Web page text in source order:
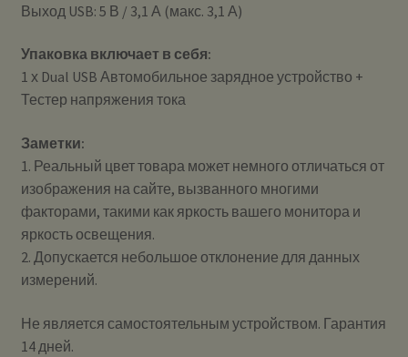
Выход USB: 5 В / 3,1 А (макс. 3,1 А)
Упаковка включает в себя:
1 х Dual USB Автомобильное зарядное устройство +
Тестер напряжения тока
Заметки:
1. Реальный цвет товара может немного отличаться от
изображения на сайте, вызванного многими
факторами, такими как яркость вашего монитора и
яркость освещения.
2. Допускается небольшое отклонение для данных
измерений.
Не является самостоятельным устройством. Гарантия
14 дней.